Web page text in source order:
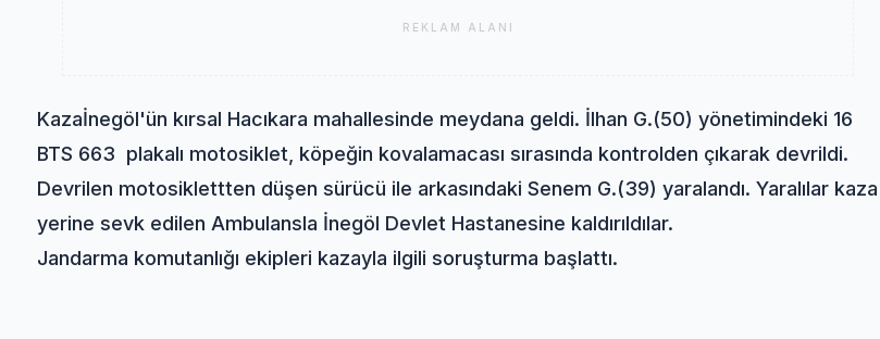
REKLAM ALANI
Kazaİnegöl'ün kırsal Hacıkara mahallesinde meydana geldi. İlhan G.(50) yönetimindeki 16
BTS 663 plakalı motosiklet, köpeğin kovalamacası sırasında kontrolden çıkarak devrildi.
Devrilen motosiklettten düşen sürücü ile arkasındaki Senem G.(39) yaralandı. Yaralılar kaza
yerine sevk edilen Ambulansla İnegöl Devlet Hastanesine kaldırıldılar.
Jandarma komutanlığı ekipleri kazayla ilgili soruşturma başlattı.